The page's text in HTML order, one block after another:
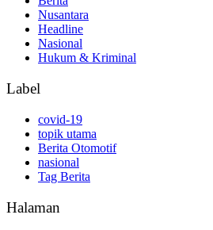
Nusantara
Headline
Nasional
Hukum & Kriminal
Label
covid-19
topik utama
Berita Otomotif
nasional
Tag Berita
Halaman